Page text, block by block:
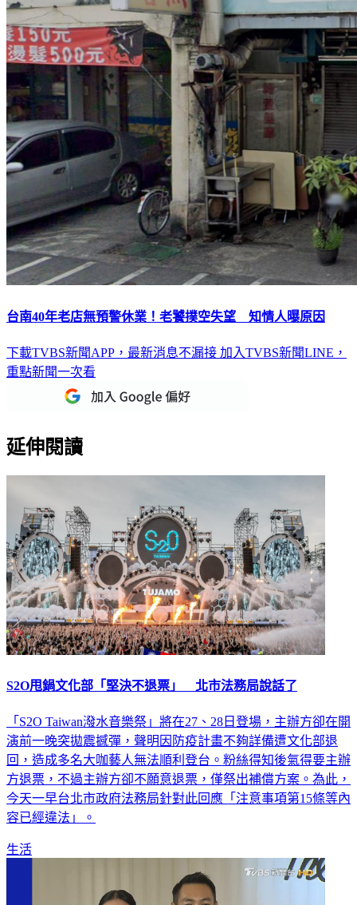
台南40年老店無預警休業！老饕撲空失望 知情人曝原因
下載TVBS新聞APP，最新消息不漏接 加入TVBS新聞LINE，
重點新聞一次看
延伸閱讀
S2O甩鍋文化部「堅決不退票」 北市法務局說話了
「S2O Taiwan潑水音樂祭」將在27、28日登場，主辦方卻在開
演前一晚突拋震撼彈，聲明因防疫計畫不夠詳備遭文化部退
回，造成多名大咖藝人無法順利登台。粉絲得知後氣得要主辦
方退票，不過主辦方卻不願意退票，僅祭出補償方案。為此，
今天一早台北市政府法務局針對此回應「注意事項第15條等內
容已經違法」。
生活